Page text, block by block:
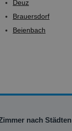
Deuz
Brauersdorf
Beienbach
nach Städten